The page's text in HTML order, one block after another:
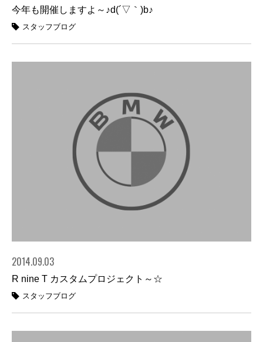
今年も開催しますよ～♪d(´▽｀)b♪
スタッフブログ
2014.09.03
R nine T カスタムプロジェクト～☆
スタッフブログ